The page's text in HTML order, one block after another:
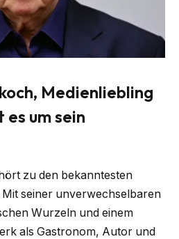
Medienliebling
um sein
zu den bekanntesten
seiner unverwechselbaren
Wurzeln und einem
als Gastronom, Autor und